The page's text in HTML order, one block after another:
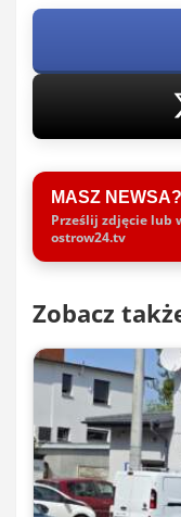
MASZ
Prześlij zdjęcie lub
ostrow24.tv
Zobacz